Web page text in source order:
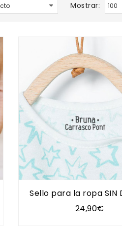
Mostrar:
ropaSello para la ropa SIN
24,90€